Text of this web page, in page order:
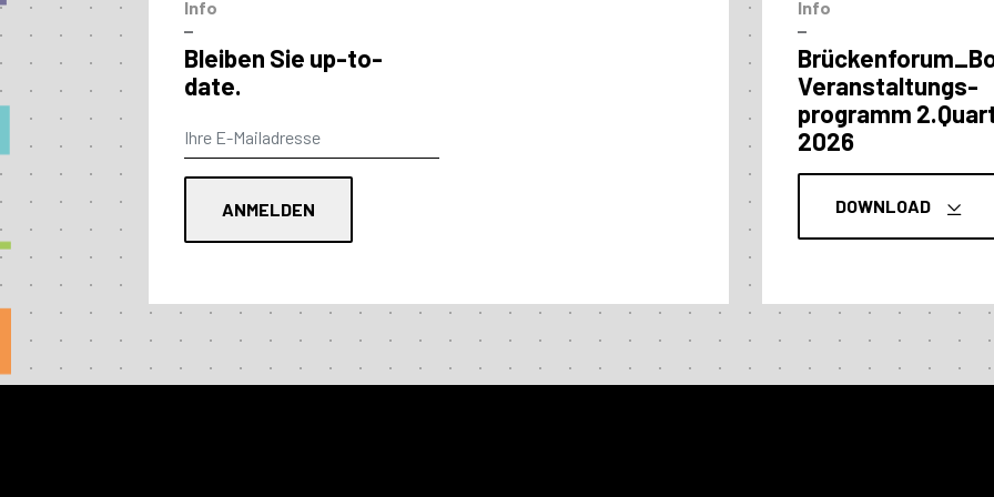
Info
–
Bleiben Sie up-to-
date.
Info
–
Veranstaltungs­
programm
2026
DOWNLOAD